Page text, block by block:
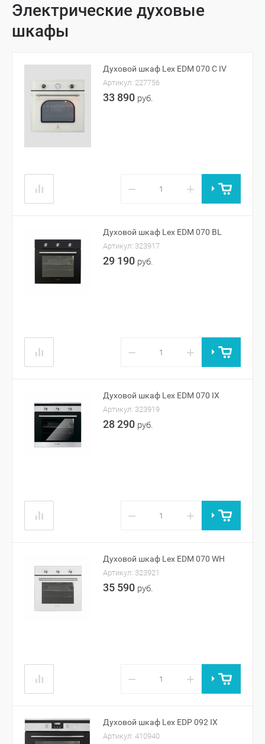
Электрические духовые
шкафы
Духовой шкаф Lex EDM 070 C IV
Артикул: 227756
33 890 руб.
− +
Духовой шкаф Lex EDM 070 BL
Артикул: 323917
29 190 руб.
− +
Духовой шкаф Lex EDM 070 IX
Артикул: 323919
28 290 руб.
− +
Духовой шкаф Lex EDM 070 WH
Артикул: 323921
35 590 руб.
− +
Духовой шкаф Lex EDP 092 IX
Артикул: 410940